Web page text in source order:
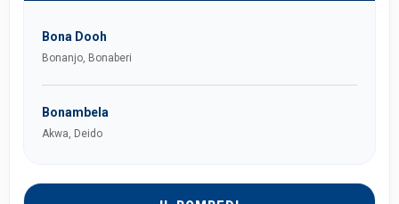
Bona Dooh
Bonanjo, Bonaberi
Bonambela
Akwa, Deido